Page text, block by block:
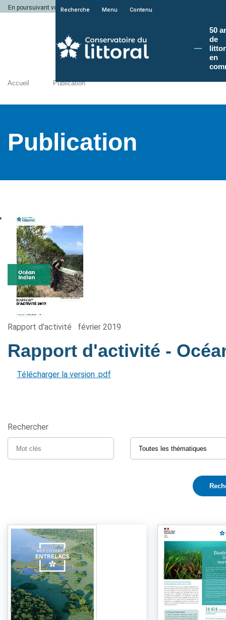
En poursuivant votre navigation sur le site du Conservatoire du littoral, vous
Recherche Menu Contenu
50
de
en
Accueil Publication
Publication
Rapport d'activité février 2019
Rapport d'activité -
Télécharger la version .pdf
Rechercher